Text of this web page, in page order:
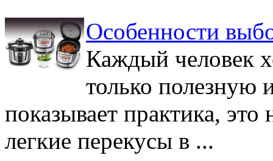
Особенности
Каждый человек
только полезную
показывает практика, это
легкие перекусы в ...